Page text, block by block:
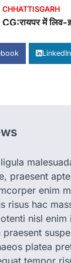
CHHATTISGARH
CG:रायपुर में लिव-
More Khabar
रायपुर। राजधानी
CHHATTISGARH
More Khabar
जिसे 2018 में शुरू किया
CHHATTISGARH
CG: शराब दुकानों
विभाग का बड़ा एक्शन
More Khabar
रायपुर। छत्तीसगढ़ में
बिक्री और अन्य गंभीर
LinkedIn
praesent
enim
risus hac
nisl
platea